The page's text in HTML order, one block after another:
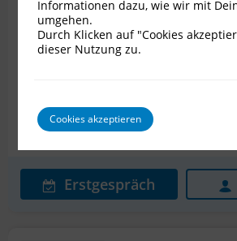
2
Pflichtteilsanspruch
Erstgespräch
Informationen dazu, wie wir mit
umgehen.
Durch Klicken auf "Cookies
dieser Nutzung zu.
Cookies akzeptieren